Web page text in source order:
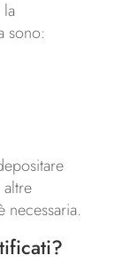
sono:
necessaria.